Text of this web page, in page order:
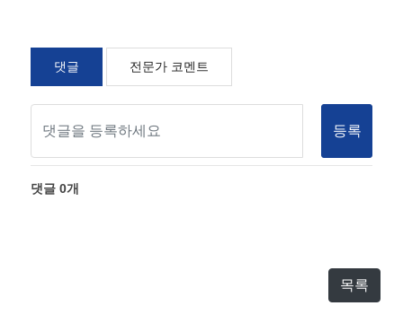
댓글 전문가 코멘트
등록
댓글0개
목록